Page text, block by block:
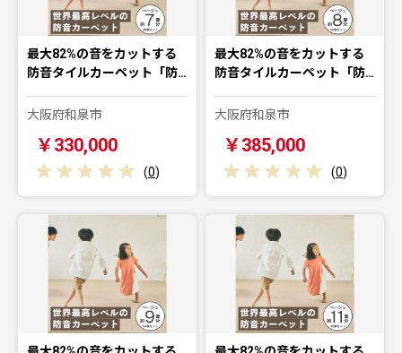
最大82%の音をカットする
防音タイルカーペット「防…
大阪府和泉市
￥330,000
(0)
最大82%の音をカットする
防音タイルカーペット「防…
大阪府和泉市
￥385,000
(0)